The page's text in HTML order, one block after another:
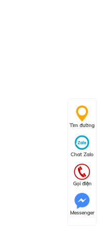
Tìm đường
Chat Zalo
Gọi điện
Messenger